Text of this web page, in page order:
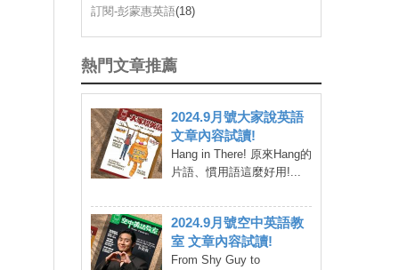
訂閱-彭蒙惠英語(18)
熱門文章推薦
2024.9月號大家說英語
文章內容試讀!
Hang in There! 原來Hang的
片語、慣用語這麼好用!...
2024.9月號空中英語教
室 文章內容試讀!
From Shy Guy to